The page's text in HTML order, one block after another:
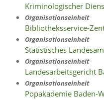
Kriminologischer
Organisationseinheit
Bibliotheksservice-
Organisationseinheit
Statistisches
Organisationseinheit
Landesarbeitsgericht
Organisationseinheit
Popakademie Baden-